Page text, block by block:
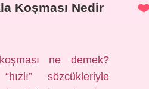
Koşması Nedir
ne demek?
sözcükleriyle